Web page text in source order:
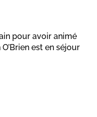
pour avoir animé
est en séjour